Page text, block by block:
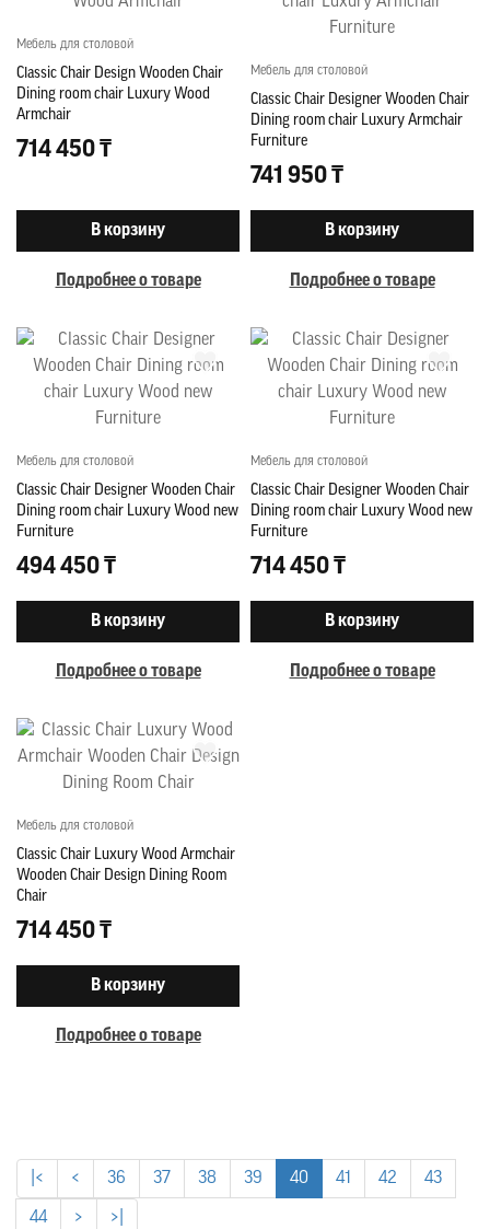
Мебель для столовой
Classic Chair Design Wooden Chair
Dining room chair Luxury Wood
Armchair
714 450 ₸
В корзину
Подробнее о товаре
Мебель для столовой
Classic Chair Designer Wooden Chair
Dining room chair Luxury Armchair
Furniture
741 950 ₸
В корзину
Подробнее о товаре
Мебель для столовой
Classic Chair Designer Wooden Chair
Dining room chair Luxury Wood new
Furniture
494 450 ₸
В корзину
Подробнее о товаре
Мебель для столовой
Classic Chair Designer Wooden Chair
Dining room chair Luxury Wood new
Furniture
714 450 ₸
В корзину
Подробнее о товаре
Мебель для столовой
Classic Chair Luxury Wood Armchair
Wooden Chair Design Dining Room
Chair
714 450 ₸
В корзину
Подробнее о товаре
|< < 36 37 38 39 40 41 42 43
44 > >|